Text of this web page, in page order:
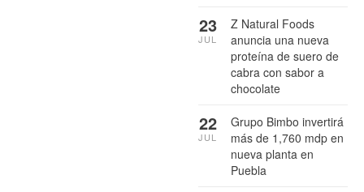
Z Natural Foods
anuncia una nueva
proteína de suero de
cabra con sabor a
chocolate
23
JUL
Grupo Bimbo invertirá
más de 1,760 mdp en
nueva planta en
Puebla
22
JUL